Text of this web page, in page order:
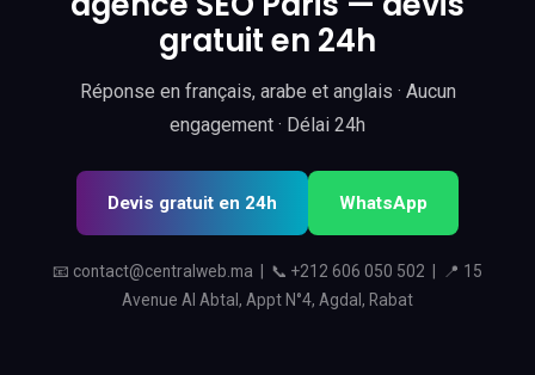
gratuit en 24h
Réponse en français, arabe et anglais · Aucun
engagement · Délai 24h
Devis gratuit en 24h WhatsApp
📧 contact@centralweb.ma | 📞 +212 606 050 502 | 📍 15
Avenue Al Abtal, Appt N°4, Agdal, Rabat